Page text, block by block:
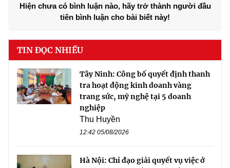
Hiện chưa có bình luận nào, hãy trở thành người đầu
tiên bình luận cho bài biết này!
TIN ĐỌC NHIỀU
Tây Ninh: Công bố quyết định thanh
tra hoạt động kinh doanh vàng
trang sức, mỹ nghệ tại 5 doanh
nghiệp
Thu Huyền
12:42 05/08/2026
Hà Nội: Chỉ đạo giải quyết vụ việc ở